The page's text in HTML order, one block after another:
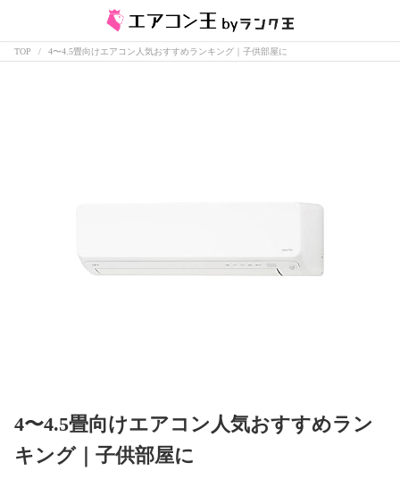
TOP 4〜4.5畳向けエアコン人気おすすめランキング｜子供部屋に
4〜4.5畳向けエアコン人気おすすめラン
キング｜子供部屋に